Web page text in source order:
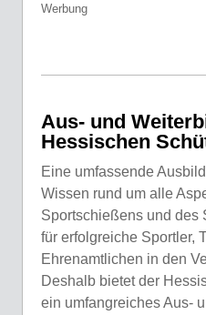
Werbung
Aus- und
Hessischen
Eine umfassende
Wissen rund um alle
Sportschießens und des
für erfolgreiche Sportler,
Ehrenamtlichen in den
Deshalb bietet der
ein umfangreiches Aus-